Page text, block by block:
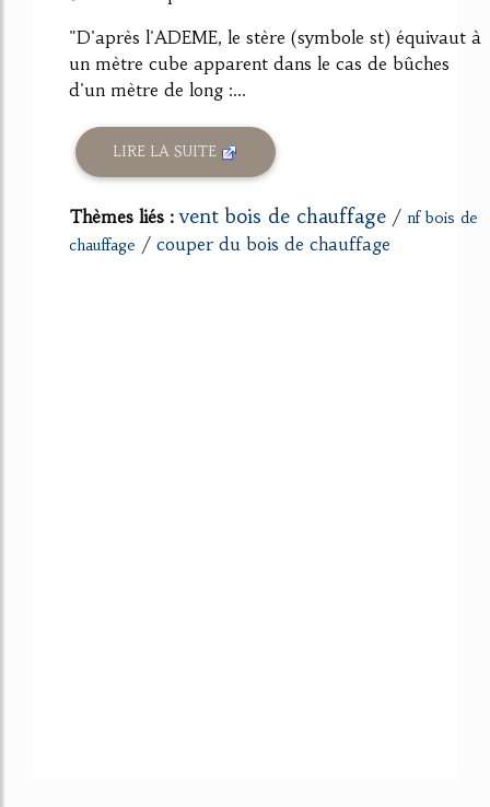
"D'après l'ADEME, le stère (symbole st) équivaut à
un mètre cube apparent dans le cas de bûches
d'un mètre de long :...
LIRE LA SUITE
Thèmes liés :vent bois de chauffage / nf bois de
chauffage / couper du bois de chauffage